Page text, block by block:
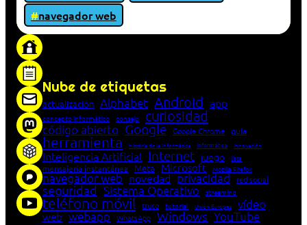
navegador web
Nube de etiquetas
actualización Alphabet Android app
concepto informático consejo curiosidad
código abierto Google Google Chrome guía
herramienta historia de la Informática Informática innovación
Inteligencia Artificial Internet juego lista
mensajería instantánea Meta Microsoft Mozilla Firefox
navegador web novedad privacidad red social
seguridad Sistema Operativo streaming
teléfono móvil truco tutorial Unión Europea vídeo
web webapp WhatsApp Windows YouTube